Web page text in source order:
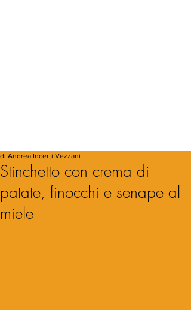
Stinchetto con crema di
patate, finocchi e senape al
miele
di Andrea Incerti Vezzani